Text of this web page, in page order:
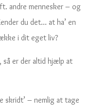
andre mennesker – og
du det… at ha’ en
i dit eget liv?
så er der altid hjælp at
skridt’ – nemlig at tage